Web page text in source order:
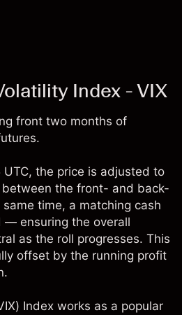
Index - VIX
front two months of
the price is adjusted to
the front- and back-
time, a matching cash
— ensuring the overall
as the roll progresses. This
offset by the running profit
Index works as a popular